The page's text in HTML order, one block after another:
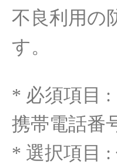
不良利用 の
す。
* 必須項目 :
携帯電話番
* 選択項目 :